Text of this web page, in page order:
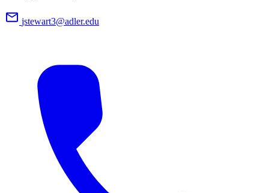
jstewart3@adler.edu